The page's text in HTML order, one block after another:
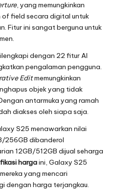
, yang memungkinkan
field secara digital untuk
Fitur ini sangat berguna untuk
dengan 22 fitur AI
pengalaman pengguna.
Editmemungkinkan
objek yang tidak
antarmuka yang ramah
diakses oleh siapa saja.
S25 menawarkan nilai
256GB dibanderol
12GB/512GB dijual seharga
hargaini, Galaxy S25
yang mencari
dengan harga terjangkau.